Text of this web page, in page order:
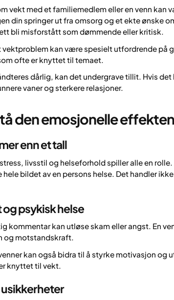
vekt med et familiemedlem eller en venn kan
din springer ut fra omsorg og et ekte ønske
bli misforstått som dømmende eller kritisk.
vektproblem kan være spesielt utfordrende på
ofte er knyttet til temaet.
dårlig, kan det undergrave tillit. Hvis
vaner og sterkere relasjoner.
den emosjonelle
enn et tall
livsstil og helseforhold spiller alle en
hele bildet av en persons helse. Det handler
psykisk helse
kommentar kan utløse skam eller angst. En
og motstandskraft.
kan også bidra til å styrke motivasjon og
knyttet til vekt.